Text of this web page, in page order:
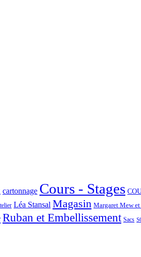
cartonnage Cours - Stages
Léa Stansal Magasin Margaret Mew
Ruban et Embellissement Sacs